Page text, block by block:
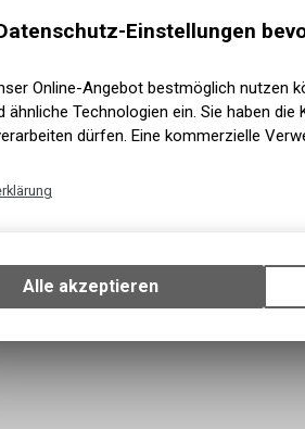
Einstellungen
Online-Angebot bestmöglich nutzen
ähnliche Technologien ein. Sie haben
dürfen. Eine kommerzielle
Ihrem Gerät, um die grundlegenden
Verwendung des Warenkorbs, zu
zulassen.
Alle akzeptieren